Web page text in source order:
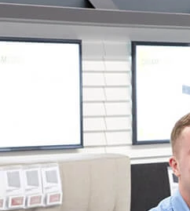
StudentCenter
Skab en stærk
onboarding
Praktikmål.dk
Skab overblik over
elevens/lærlingens
praktikmål